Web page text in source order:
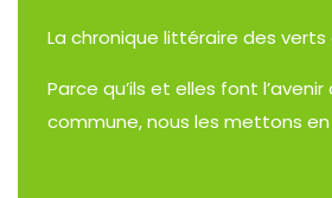
La chronique littéraire des verts
Parce qu’ils et elles font
commune, nous les mettons